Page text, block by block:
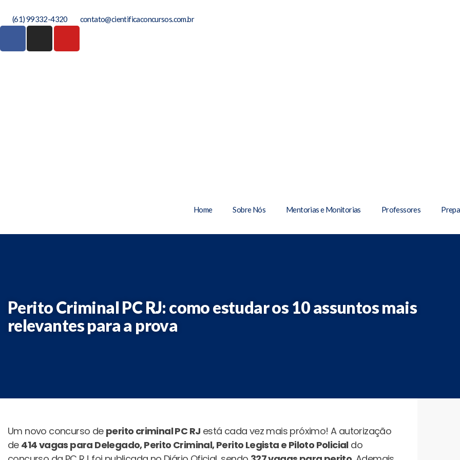
(61) 99332-4320 contato@cientificaconcursos.com.br
Home Sobre Nós Mentorias e Monitorias Professores
Perito Criminal PC RJ: como estudar os 10 assuntos mais
relevantes para a prova
Um novo concurso de perito criminal PC RJ está cada vez mais próximo! A autorização
de 414 vagas para Delegado, Perito Criminal, Perito Legista e Piloto Policialdo